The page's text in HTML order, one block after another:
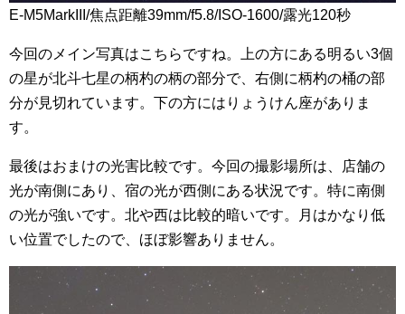
E-M5MarkIII/焦点距離39mm/f5.8/ISO-1600/露光120秒
今回のメイン写真はこちらですね。上の方にある明るい3個
の星が北斗七星の柄杓の柄の部分で、右側に柄杓の桶の部
分が見切れています。下の方にはりょうけん座がありま
す。
最後はおまけの光害比較です。今回の撮影場所は、店舗の
光が南側にあり、宿の光が西側にある状況です。特に南側
の光が強いです。北や西は比較的暗いです。月はかなり低
い位置でしたので、ほぼ影響ありません。